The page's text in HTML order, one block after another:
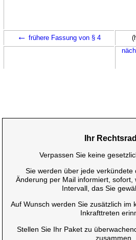
← frühere Fassung von § 4
Ihr
Verpassen Sie keine
Sie werden über jede verkündete
Änderung per Mail informiert, sofort,
Intervall, das Sie
Auf Wunsch werden Sie zusätzlich im
Inkrafttreten
Stellen Sie Ihr Paket zu
zusammen.